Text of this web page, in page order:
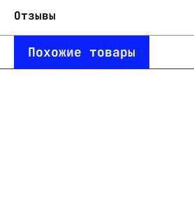
Отзывы
Похожие товары